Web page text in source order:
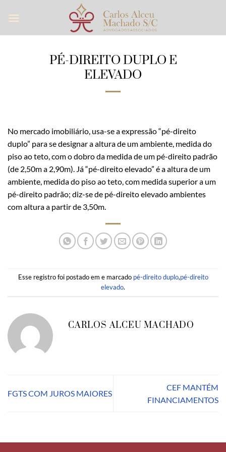
PÉ-DIREITO DUPLO E
ELEVADO
No mercado imobiliário, usa-se a expressão “pé-direito
duplo” para se designar a altura de um ambiente, medida do
piso ao teto, com o dobro da medida de um pé-direito padrão
(de 2,50m a 2,90m). Já “pé-direito elevado” é a altura de um
ambiente, medida do piso ao teto, com medida superior a um
pé-direito padrão; diz-se de pé-direito elevado ambientes
com altura a partir de 3,50m.
Esse registro foi postado em e marcado pé-direito duplo,pé-direito
elevado.
CARLOS ALCEU MACHADO
FGTS COM JUROS MAIORES
CEF MANTÉM
FINANCIAMENTOS